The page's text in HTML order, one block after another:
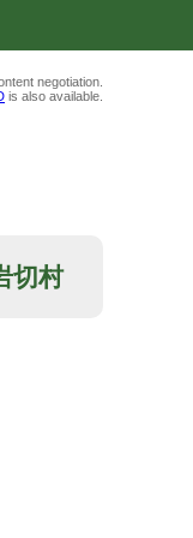
negotiation.
is also available.
村